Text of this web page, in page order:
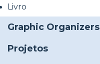
Livro
Graphic Organizers
Projetos